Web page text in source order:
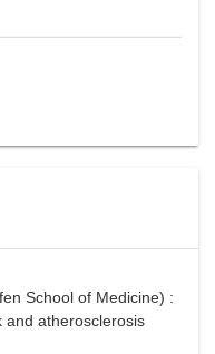
School of Medicine) :
and atherosclerosis